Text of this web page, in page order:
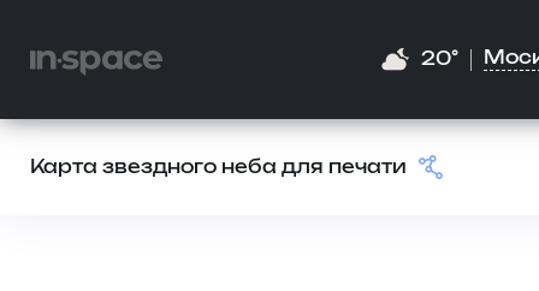
20°
Карта звездного неба для печати